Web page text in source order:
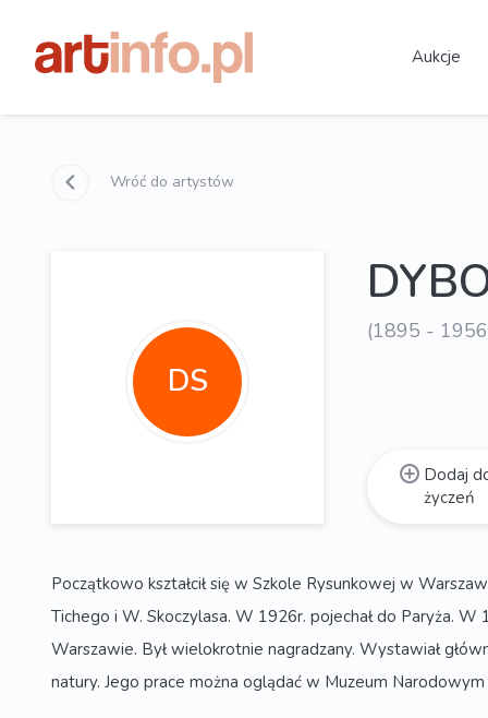
Aukcje
Wróć do artystów
DS
(1895 -
Dodaj
życzeń
Początkowo kształcił się w Szkole Rysunkowej w
Tichego i W. Skoczylasa. W 1926r. pojechał do Paryża.
Warszawie. Był wielokrotnie nagradzany. Wystawiał
natury. Jego prace można oglądać w Muzeum